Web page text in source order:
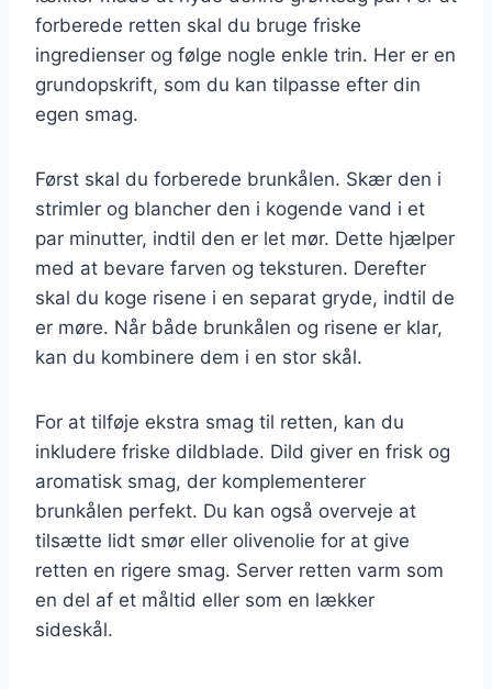
forberede retten skal du bruge friske
ingredienser og følge nogle enkle trin. Her er en
grundopskrift, som du kan tilpasse efter din
egen smag.
Først skal du forberede brunkålen. Skær den i
strimler og blancher den i kogende vand i et
par minutter, indtil den er let mør. Dette hjælper
med at bevare farven og teksturen. Derefter
skal du koge risene i en separat gryde, indtil de
er møre. Når både brunkålen og risene er klar,
kan du kombinere dem i en stor skål.
For at tilføje ekstra smag til retten, kan du
inkludere friske dildblade. Dild giver en frisk og
aromatisk smag, der komplementerer
brunkålen perfekt. Du kan også overveje at
tilsætte lidt smør eller olivenolie for at give
retten en rigere smag. Server retten varm som
en del af et måltid eller som en lækker
sideskål.